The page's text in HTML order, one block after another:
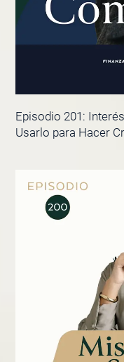
Episodio 201:
Usarlo para Hacer